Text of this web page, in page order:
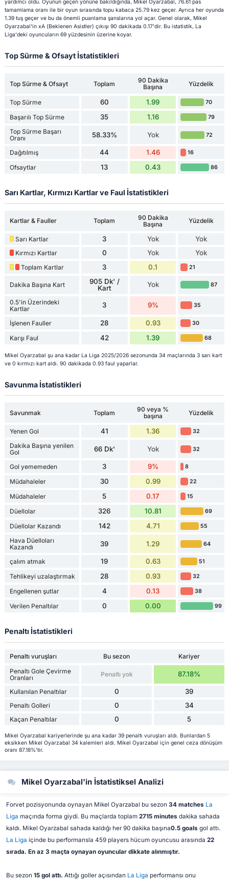
yardımcı oldu. Oyunun geçen yönüne bakıldığında, Mikel Oyarzabal, 76.61 pas
tamamlama oranı ile bir oyun sırasında topu kabaca 25.79 kez geçer. Ayrıca her oyunda
1.39 tuş geçer ve bu da önemli puanlama şanslarına yol açar. Genel olarak, Mikel
Oyarzabal'in xA (Beklenen Asistler) çıkışı 90 dakikada 0.17'dir. Bu istatistik, La
Liga'deki oyuncuların 69 yüzdesinin üzerine koyar.
Top Sürme & Ofsayt İstatistikleri
Top Sürme & Ofsayt Toplam
90 Dakika
Başına
Yüzdelik
Top Sürme 60 1.99 70
Başarılı Top Sürme 35 1.16 79
Top Sürme Başarı
Oranı
58.33% Yok 72
Dağıtılmış 44 1.46 16
Ofsaytlar 13 0.43 86
Sarı Kartlar, Kırmızı Kartlar ve Faul İstatistikleri
Kartlar & Fauller Toplam
90 Dakika
Başına
Yüzdelik
Sarı Kartlar 3 Yok Yok
Kırmızı Kartlar 0 Yok Yok
Toplam Kartlar 3 0.1 21
Dakika Başına Kart
905 Dk' /
Kart
Yok 87
0.5'in Üzerindeki
Kartlar
3 9% 35
İşlenen Fauller 28 0.93 30
Karşı Faul 42 1.39 68
Mikel Oyarzabal şu ana kadar La Liga 2025/2026 sezonunda 34 maçlarında 3 sarı kart
ve 0 kırmızı kart aldı. 90 dakikada 0.93 faul yaparlar.
Savunma İstatistikleri
Savunmak Toplam
90 veya %
başına
Yüzdelik
Yenen Gol 41 1.36 32
Dakika Başına yenilen
Gol
66 Dk' Yok 32
Gol yememeden 3 9% 8
Müdahaleler 30 0.99 22
Müdahaleler 5 0.17 15
Düellolar 326 10.81 69
Düellolar Kazandı 142 4.71 55
Hava Düelloları
Kazandı
39 1.29 64
çalım atmak 19 0.63 51
Tehlikeyi uzalaştırmak 28 0.93 32
Engellenen şutlar 4 0.13 38
Verilen Penaltılar 0 0.00 99
Penaltı İstatistikleri
Penaltı vuruşları Bu sezon
Kariyer
Penaltı Gole Çevirme
Oranları
Penaltı yok 87.18%
Kullanılan Penaltılar 0 39
Penaltı Golleri 0 34
Kaçan Penaltılar 0 5
Mikel Oyarzabal kariyerlerinde şu ana kadar 39 penaltı vuruşları aldı. Bunlardan 5
eksikken Mikel Oyarzabal 34 kalemleri aldı. Mikel Oyarzabal için genel ceza dönüşüm
oranı 87.18%'tir.
Mikel Oyarzabal'in İstatistiksel Analizi
Forvet pozisyonunda oynayan Mikel Oyarzabal bu sezon 34 matches La
Liga maçında forma giydi. Bu maçlarda toplam 2715 minutes dakika sahada
kaldı. Mikel Oyarzabal sahada kaldığı her 90 dakika başına0.5 goals gol attı.
La Liga içinde bu performansla 459 players hücum oyuncusu arasında 22
sırada. En az 3 maçta oynayan oyuncular dikkate alınmıştır.
Bu sezon 15 gol attı. Attığı goller açısından La Liga performansı onu